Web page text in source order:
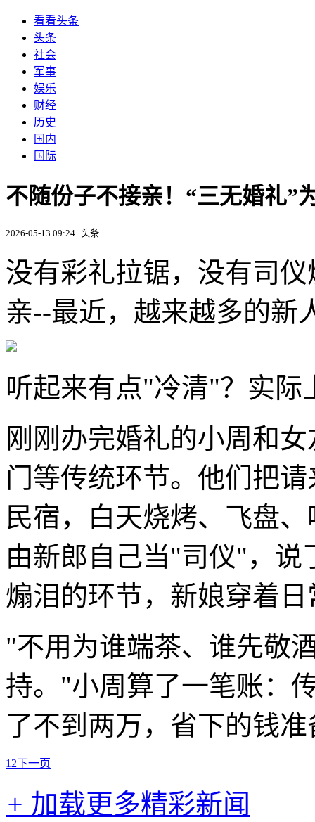
看看头条
头条
社会
军事
娱乐
财经
历史
国内
国际
不随份子不接亲！“三无婚礼”
2026-05-13 09:24 头条
没有彩礼拉锯，没有司
亲--最近，越来越多的新
听起来有点"冷清"？实际
刚刚办完婚礼的小周和
门等传统环节。他们把
民宿，白天烧烤、飞盘
由新郎自己当"司仪"，说
煽泪的环节，新娘穿着
"不用为谁端茶、谁先敬
持。"小周算了一笔账：
了不到两万，省下的钱
1 2下一页
+ 加载更多精彩新闻